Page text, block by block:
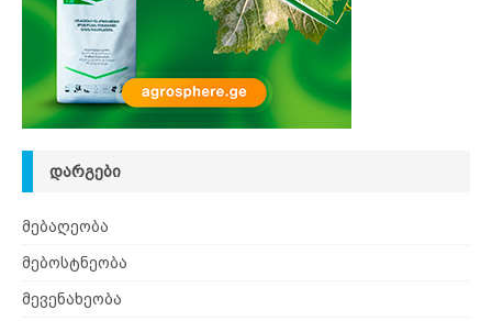
ᲓᲐᲠᲒᲔᲑᲘ
მებაღეობა
მებოსტნეობა
მევენახეობა